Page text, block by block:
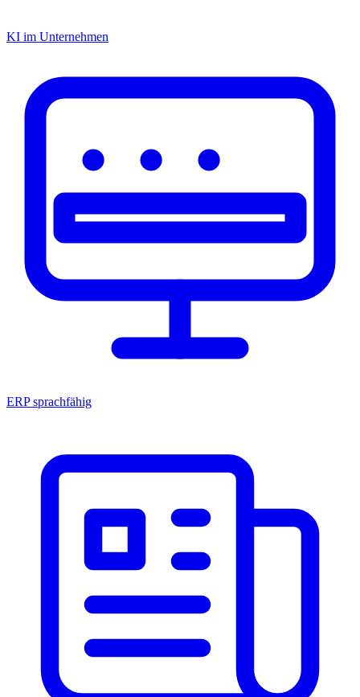
KI im Unternehmen
ERP sprachfähig